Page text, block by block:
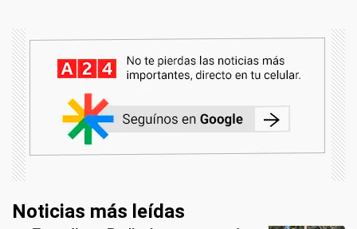
Noticias más leídas